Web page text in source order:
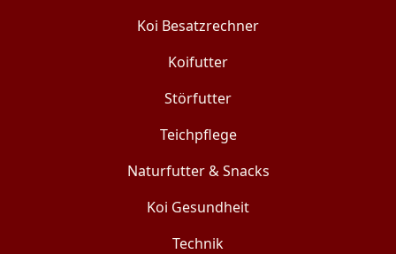
Koi Besatzrechner
Koifutter
Störfutter
Teichpflege
Naturfutter & Snacks
Koi Gesundheit
Technik